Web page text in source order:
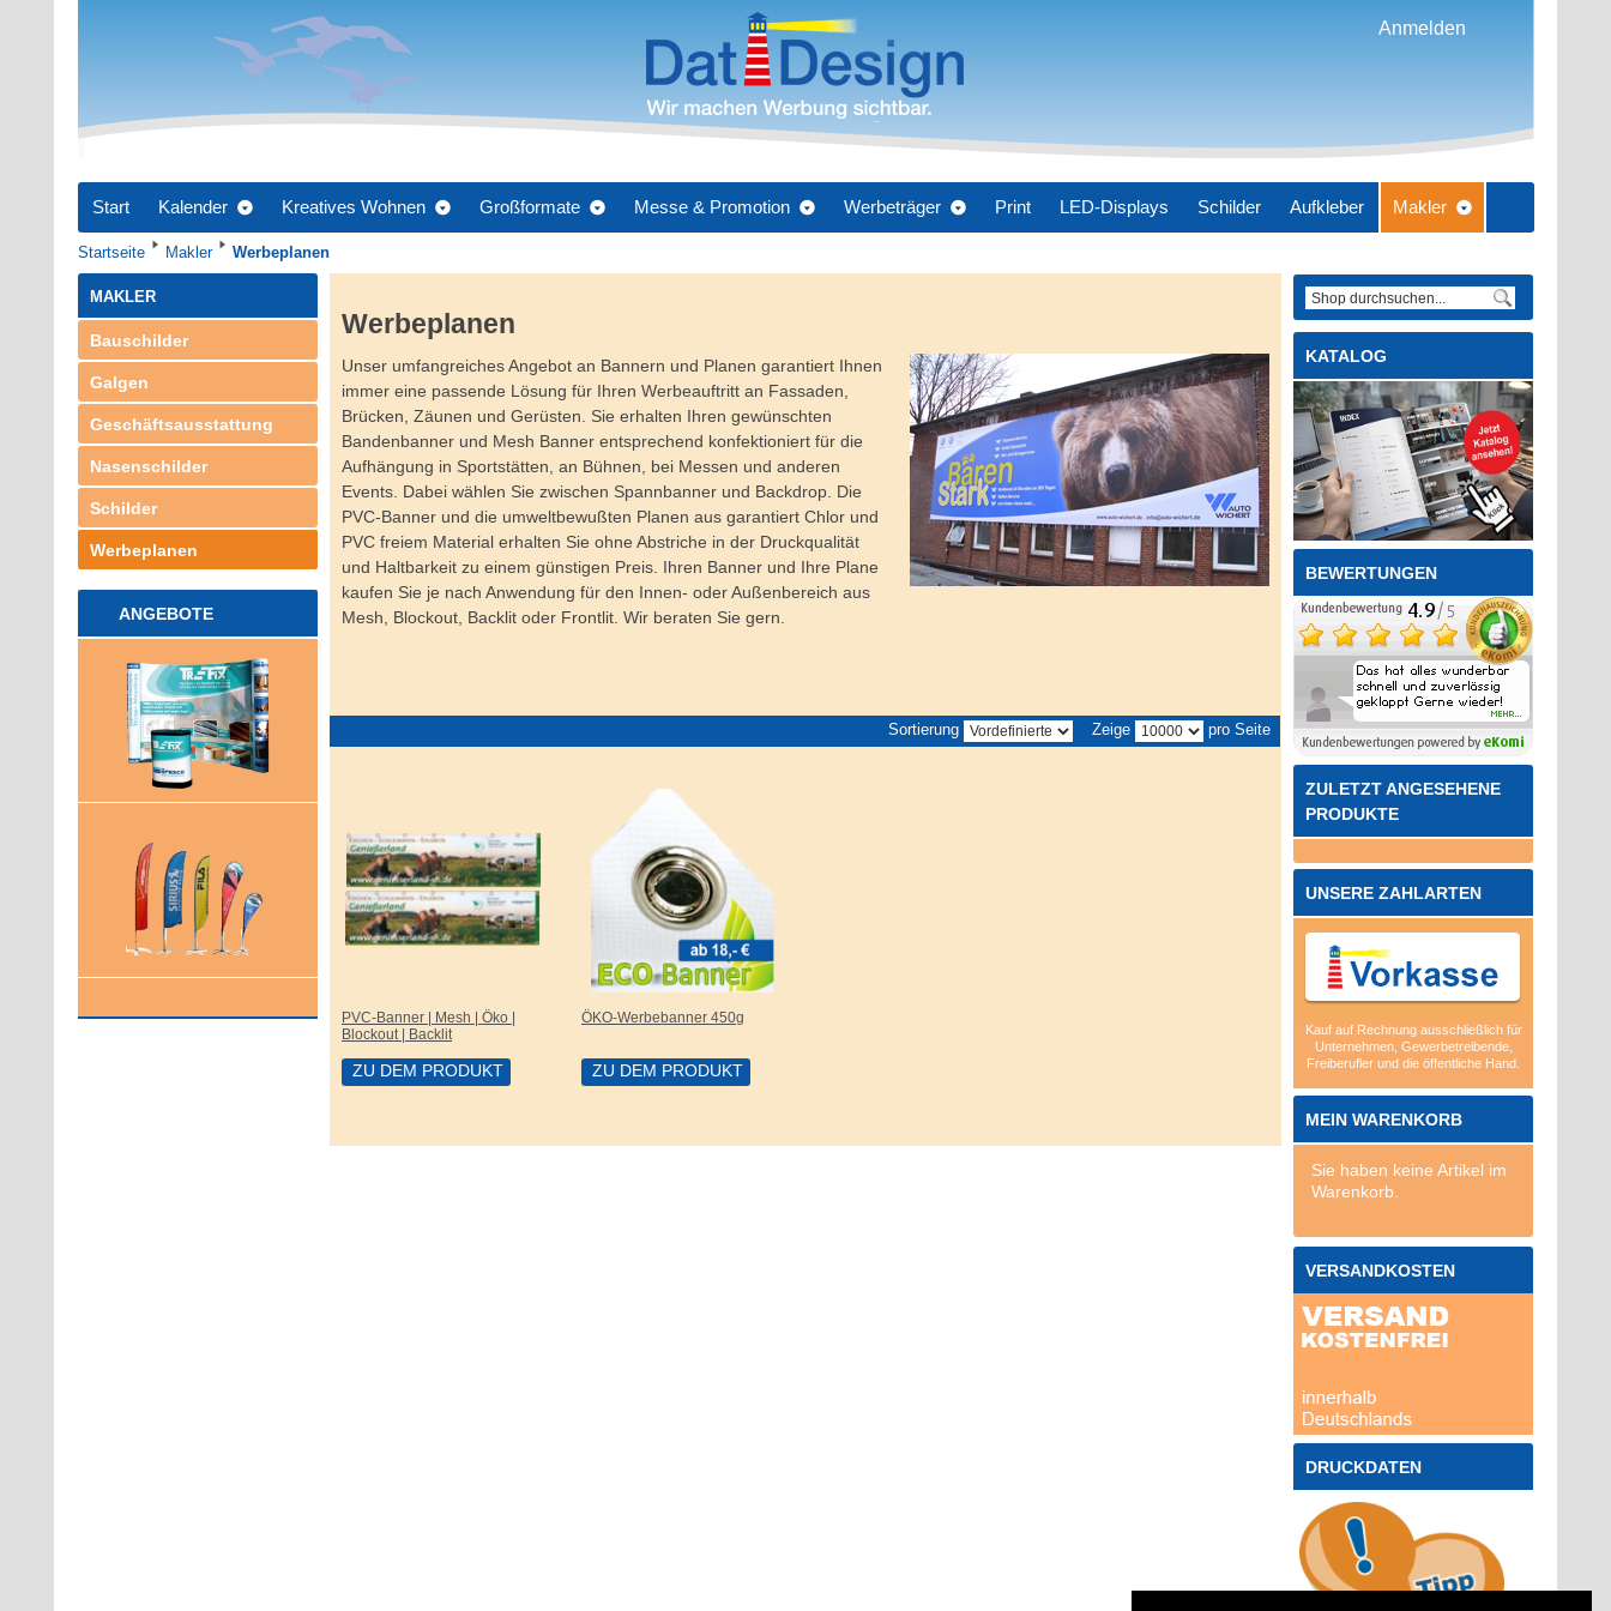
Anmelden
Start Kalender Kreatives Wohnen Großformate Messe & Promotion Werbeträger Print LED-Displays Schilder Aufkleber Makler
Startseite Makler Werbeplanen
MAKLER
Bauschilder
Galgen
Geschäftsausstattung
Nasenschilder
Schilder
Werbeplanen
ANGEBOTE
Werbeplanen
Unser umfangreiches Angebot an Bannern und Planen garantiert Ihnen
immer eine passende Lösung für Ihren Werbeauftritt an Fassaden,
Brücken, Zäunen und Gerüsten. Sie erhalten Ihren gewünschten
Bandenbanner und Mesh Banner entsprechend konfektioniert für die
Aufhängung in Sportstätten, an Bühnen, bei Messen und anderen
Events. Dabei wählen Sie zwischen Spannbanner und Backdrop. Die
PVC-Banner und die umweltbewußten Planen aus garantiert Chlor und
PVC freiem Material erhalten Sie ohne Abstriche in der Druckqualität
und Haltbarkeit zu einem günstigen Preis. Ihren Banner und Ihre Plane
kaufen Sie je nach Anwendung für den Innen- oder Außenbereich aus
Mesh, Blockout, Backlit oder Frontlit. Wir beraten Sie gern.
Sortierung Zeige pro Seite
PVC-Banner | Mesh | Öko |
Blockout | Backlit
ZU DEM PRODUKT
ÖKO-Werbebanner 450g
ZU DEM PRODUKT
datdesign
KATALOG
BEWERTUNGEN
ZULETZT ANGESEHENE
PRODUKTE
UNSERE ZAHLARTEN
Kauf auf Rechnung ausschließlich für
Unternehmen, Gewerbetreibende,
Freiberufler und die öffentliche Hand.
MEIN WARENKORB
Sie haben keine Artikel im
Warenkorb.
VERSANDKOSTEN
DRUCKDATEN